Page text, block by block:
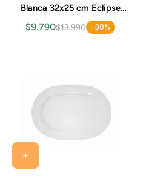
Blanca 32x25 cm Eclipse
Costa Verde
$9.790$13.990 -30%